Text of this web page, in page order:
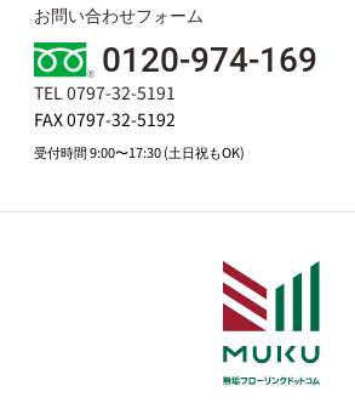
お問い合わせフォーム
0120-974-169
TEL 0797-32-5191
FAX 0797-32-5192
受付時間 9:00〜17:30 (土日祝もOK)